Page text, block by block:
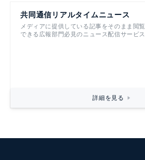
共同通信リアルタイムニュース
メディアに提供している記事をそのまま閲覧
できる広報部門必見のニュース配信サービス
詳細を見る